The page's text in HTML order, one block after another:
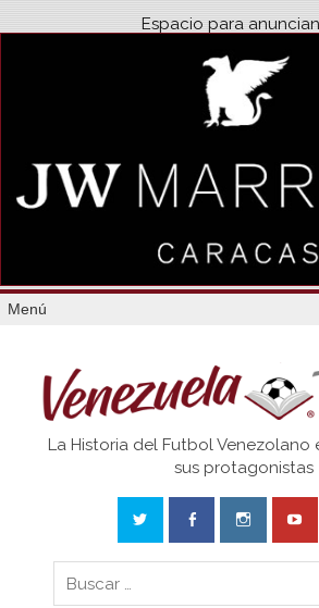
Espacio para
Menú
La Historia del Futbol Venezolano
sus protagonistas